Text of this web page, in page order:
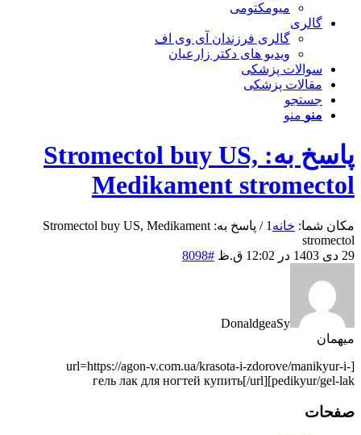
میومکتومی
گالری
گالری فرزندان آی وی اف
ویدیو های دکتر زارعیان
سوالات پزشکی
مقالات پزشکی
جستجو
منو منو
پاسخ به: Stromectol buy US,
Medikament stromectol
مکان شما: خانه 1
/
پاسخ به: Stromectol buy US, Medikament
stromectol
29 دی 1403 در 12:02 ق.ظ
#8098
DonaldgeaSy
میهمان
[url=https://agon-v.com.ua/krasota-i-zdorove/manikyur-i-
pedikyur/gel-lak]гель лак для ногтей купить[/url]
صفحات